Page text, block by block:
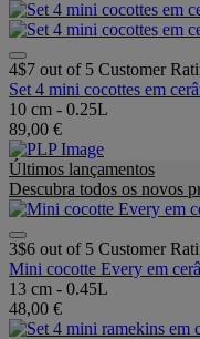
4$7 out of 5 Customer
Set 4 mini cocottes em
10 cm - 0.25L
89,00 €
Últimos lançamentos
Descubra todos os novos
3$6 out of 5 Customer
Mini cocotte Every em
13 cm - 0.45L
48,00 €